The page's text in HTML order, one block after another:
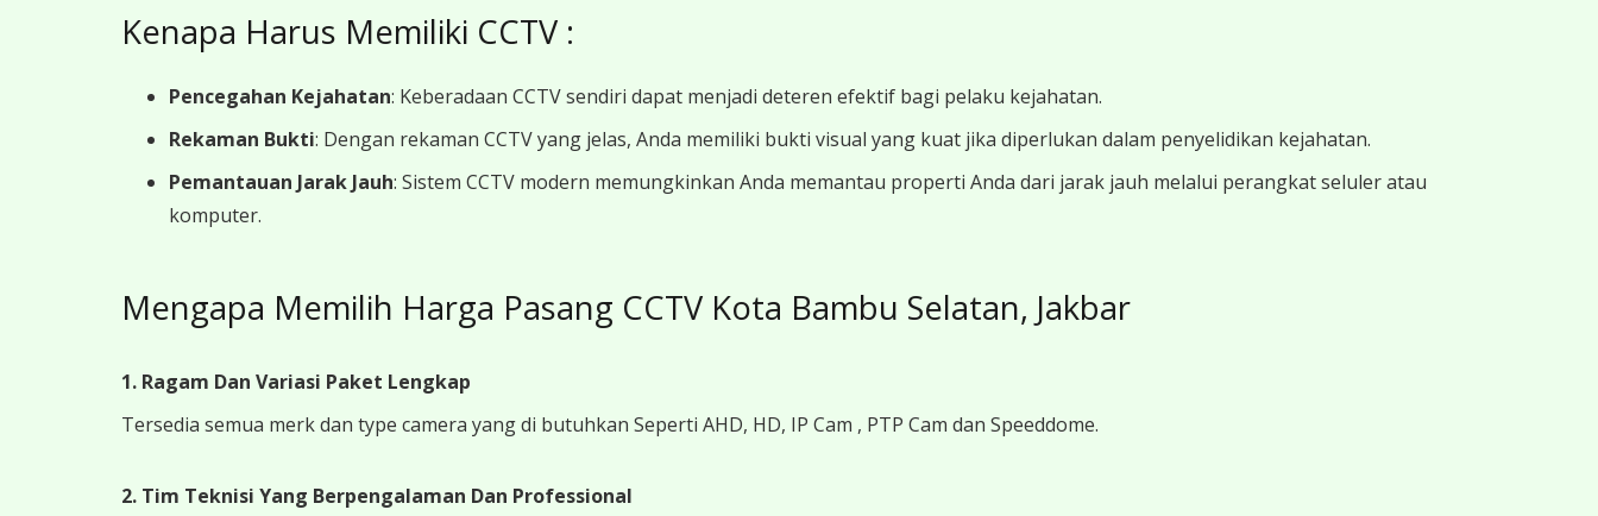
Kenapa Harus Memiliki CCTV :
Pencegahan Kejahatan: Keberadaan CCTV sendiri dapat menjadi deteren efektif bagi pelaku kejahatan.
Rekaman Bukti: Dengan rekaman CCTV yang jelas, Anda memiliki bukti visual yang kuat jika diperlukan dalam penyelidikan kejahatan.
Pemantauan Jarak Jauh: Sistem CCTV modern memungkinkan Anda memantau properti Anda dari jarak jauh melalui perangkat seluler atau
komputer.
Mengapa Memilih Harga Pasang CCTV Kota Bambu Selatan, Jakbar
1. Ragam Dan Variasi Paket Lengkap
Tersedia semua merk dan type camera yang di butuhkan Seperti AHD, HD, IP Cam , PTP Cam dan Speeddome.
2. Tim Teknisi Yang Berpengalaman Dan Professional